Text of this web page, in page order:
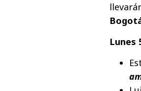
Lunes